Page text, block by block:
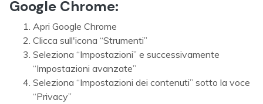
Google Chrome:
Apri Google Chrome
Clicca sull'icona “Strumenti”
Seleziona “Impostazioni” e successivamente
“Impostazioni avanzate”
Seleziona “Impostazioni dei contenuti” sotto la voce
“Privacy”